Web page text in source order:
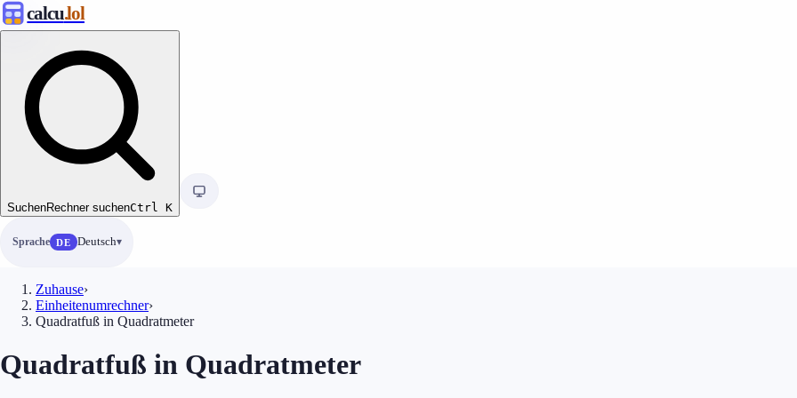
calcu.lol
SuchenRechner suchenCtrl K
Sprache DE Deutsch
Zuhause›
Einheitenumrechner›
Quadratfuß in Quadratmeter
Quadratfuß in Quadratmeter